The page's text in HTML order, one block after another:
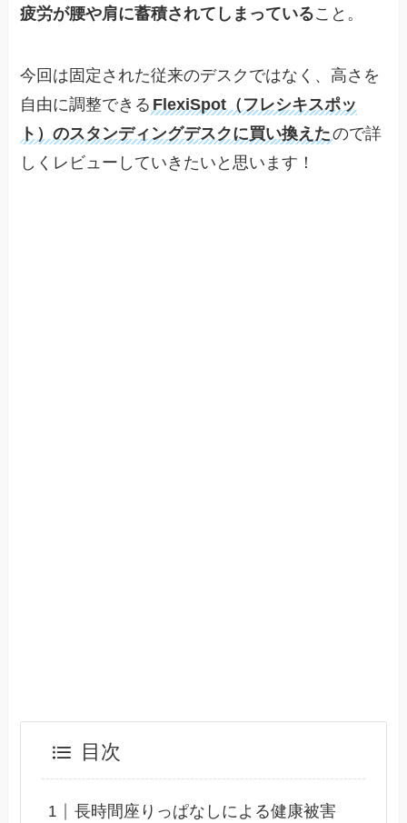
疲労が腰や肩に蓄積されてしまっていること。
今回は固定された従来のデスクではなく、高さを
自由に調整できる FlexiSpot（フレシキスポッ
ト）のスタンディングデスクに買い換えたので詳
しくレビューしていきたいと思います！
目次
長時間座りっぱなしによる健康被害